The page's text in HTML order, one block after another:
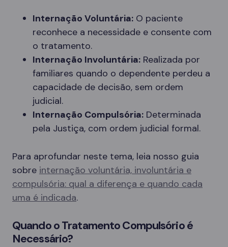
Internação Voluntária: O paciente
reconhece a necessidade e consente com
o tratamento.
Internação Involuntária: Realizada por
familiares quando o dependente perdeu a
capacidade de decisão, sem ordem
judicial.
Internação Compulsória: Determinada
pela Justiça, com ordem judicial formal.
Para aprofundar neste tema, leia nosso guia
sobre internação voluntária, involuntária e
compulsória: qual a diferença e quando cada
uma é indicada.
Quando o Tratamento Compulsório é
Necessário?